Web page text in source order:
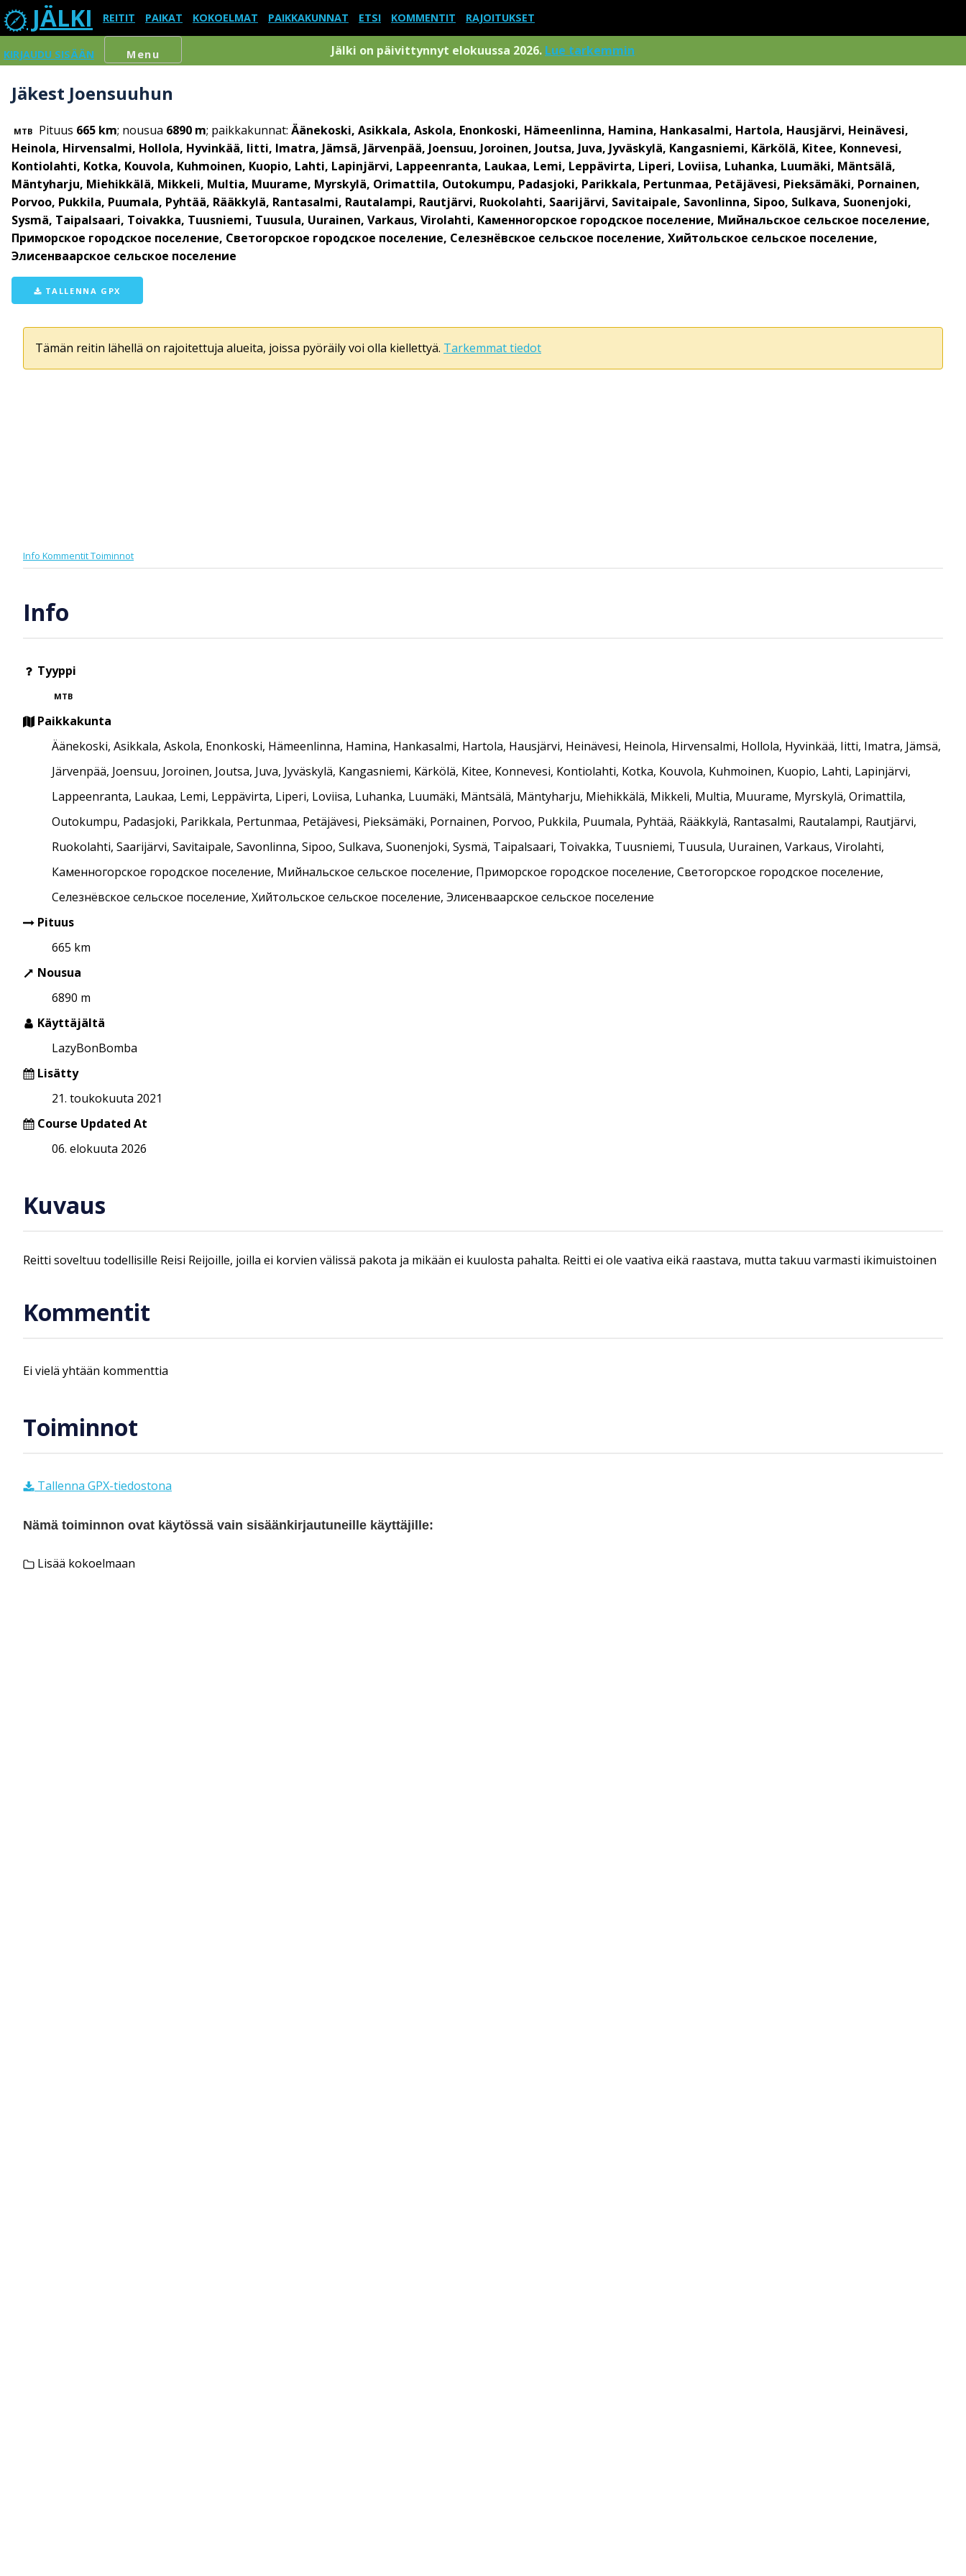
JÄLKI REITIT PAIKAT KOKOELMAT PAIKKAKUNNAT ETSI KOMMENTIT RAJOITUKSET
KIRJAUDU SISÄÄN Menu Jälki on päivittynnyt elokuussa 2026. Lue tarkemmin
Jäkest Joensuuhun
MTB Pituus 665 km; nousua 6890 m; paikkakunnat: Äänekoski, Asikkala, Askola, Enonkoski, Hämeenlinna, Hamina, Hankasalmi, Hartola, Hausjärvi, Heinävesi,
Heinola, Hirvensalmi, Hollola, Hyvinkää, Iitti, Imatra, Jämsä, Järvenpää, Joensuu, Joroinen, Joutsa, Juva, Jyväskylä, Kangasniemi, Kärkölä, Kitee, Konnevesi,
Kontiolahti, Kotka, Kouvola, Kuhmoinen, Kuopio, Lahti, Lapinjärvi, Lappeenranta, Laukaa, Lemi, Leppävirta, Liperi, Loviisa, Luhanka, Luumäki, Mäntsälä,
Mäntyharju, Miehikkälä, Mikkeli, Multia, Muurame, Myrskylä, Orimattila, Outokumpu, Padasjoki, Parikkala, Pertunmaa, Petäjävesi, Pieksämäki, Pornainen,
Porvoo, Pukkila, Puumala, Pyhtää, Rääkkylä, Rantasalmi, Rautalampi, Rautjärvi, Ruokolahti, Saarijärvi, Savitaipale, Savonlinna, Sipoo, Sulkava, Suonenjoki,
Sysmä, Taipalsaari, Toivakka, Tuusniemi, Tuusula, Uurainen, Varkaus, Virolahti, Каменногорское городское поселение, Мийнальское сельское поселение,
Приморское городское поселение, Светогорское городское поселение, Селезнёвское сельское поселение, Хийтольское сельское поселение,
Элисенваарское сельское поселение
TALLENNA GPX
Tämän reitin lähellä on rajoitettuja alueita, joissa pyöräily voi olla kiellettyä. Tarkemmat tiedot
Info KommentitToiminnot
Info
Tyyppi
MTB
Paikkakunta
Äänekoski, Asikkala, Askola, Enonkoski, Hämeenlinna, Hamina, Hankasalmi, Hartola, Hausjärvi, Heinävesi, Heinola, Hirvensalmi, Hollola, Hyvinkää, Iitti, Imatra, Jämsä,
Järvenpää, Joensuu, Joroinen, Joutsa, Juva, Jyväskylä, Kangasniemi, Kärkölä, Kitee, Konnevesi, Kontiolahti, Kotka, Kouvola, Kuhmoinen, Kuopio, Lahti, Lapinjärvi,
Lappeenranta, Laukaa, Lemi, Leppävirta, Liperi, Loviisa, Luhanka, Luumäki, Mäntsälä, Mäntyharju, Miehikkälä, Mikkeli, Multia, Muurame, Myrskylä, Orimattila,
Outokumpu, Padasjoki, Parikkala, Pertunmaa, Petäjävesi, Pieksämäki, Pornainen, Porvoo, Pukkila, Puumala, Pyhtää, Rääkkylä, Rantasalmi, Rautalampi, Rautjärvi,
Ruokolahti, Saarijärvi, Savitaipale, Savonlinna, Sipoo, Sulkava, Suonenjoki, Sysmä, Taipalsaari, Toivakka, Tuusniemi, Tuusula, Uurainen, Varkaus, Virolahti,
Каменногорское городское поселение, Мийнальское сельское поселение, Приморское городское поселение, Светогорское городское поселение,
Селезнёвское сельское поселение, Хийтольское сельское поселение, Элисенваарское сельское поселение
Pituus
665 km
Nousua
6890 m
Käyttäjältä
LazyBonBomba
Lisätty
21. toukokuuta 2021
Course Updated At
06. elokuuta 2026
Kuvaus
Reitti soveltuu todellisille Reisi Reijoille, joilla ei korvien välissä pakota ja mikään ei kuulosta pahalta. Reitti ei ole vaativa eikä raastava, mutta takuu varmasti ikimuistoinen
Kommentit
Ei vielä yhtään kommenttia
Toiminnot
Tallenna GPX-tiedostona
Nämä toiminnon ovat käytössä vain sisäänkirjautuneille käyttäjille:
Lisää kokoelmaan